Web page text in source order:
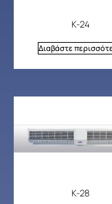
Κ-24
Διαβάστε
Κ-28